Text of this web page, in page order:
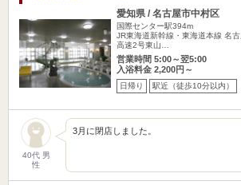
愛知県 / 名古屋市中村区
国際センター駅394m
JR東海道新幹線・東海道本線 名
高速2号東山…
営業時間 5:00～翌5:00
入浴料金 2,200円～
日帰り 駅近（徒歩10分以内）
40代 男
性
3月に閉店しました。